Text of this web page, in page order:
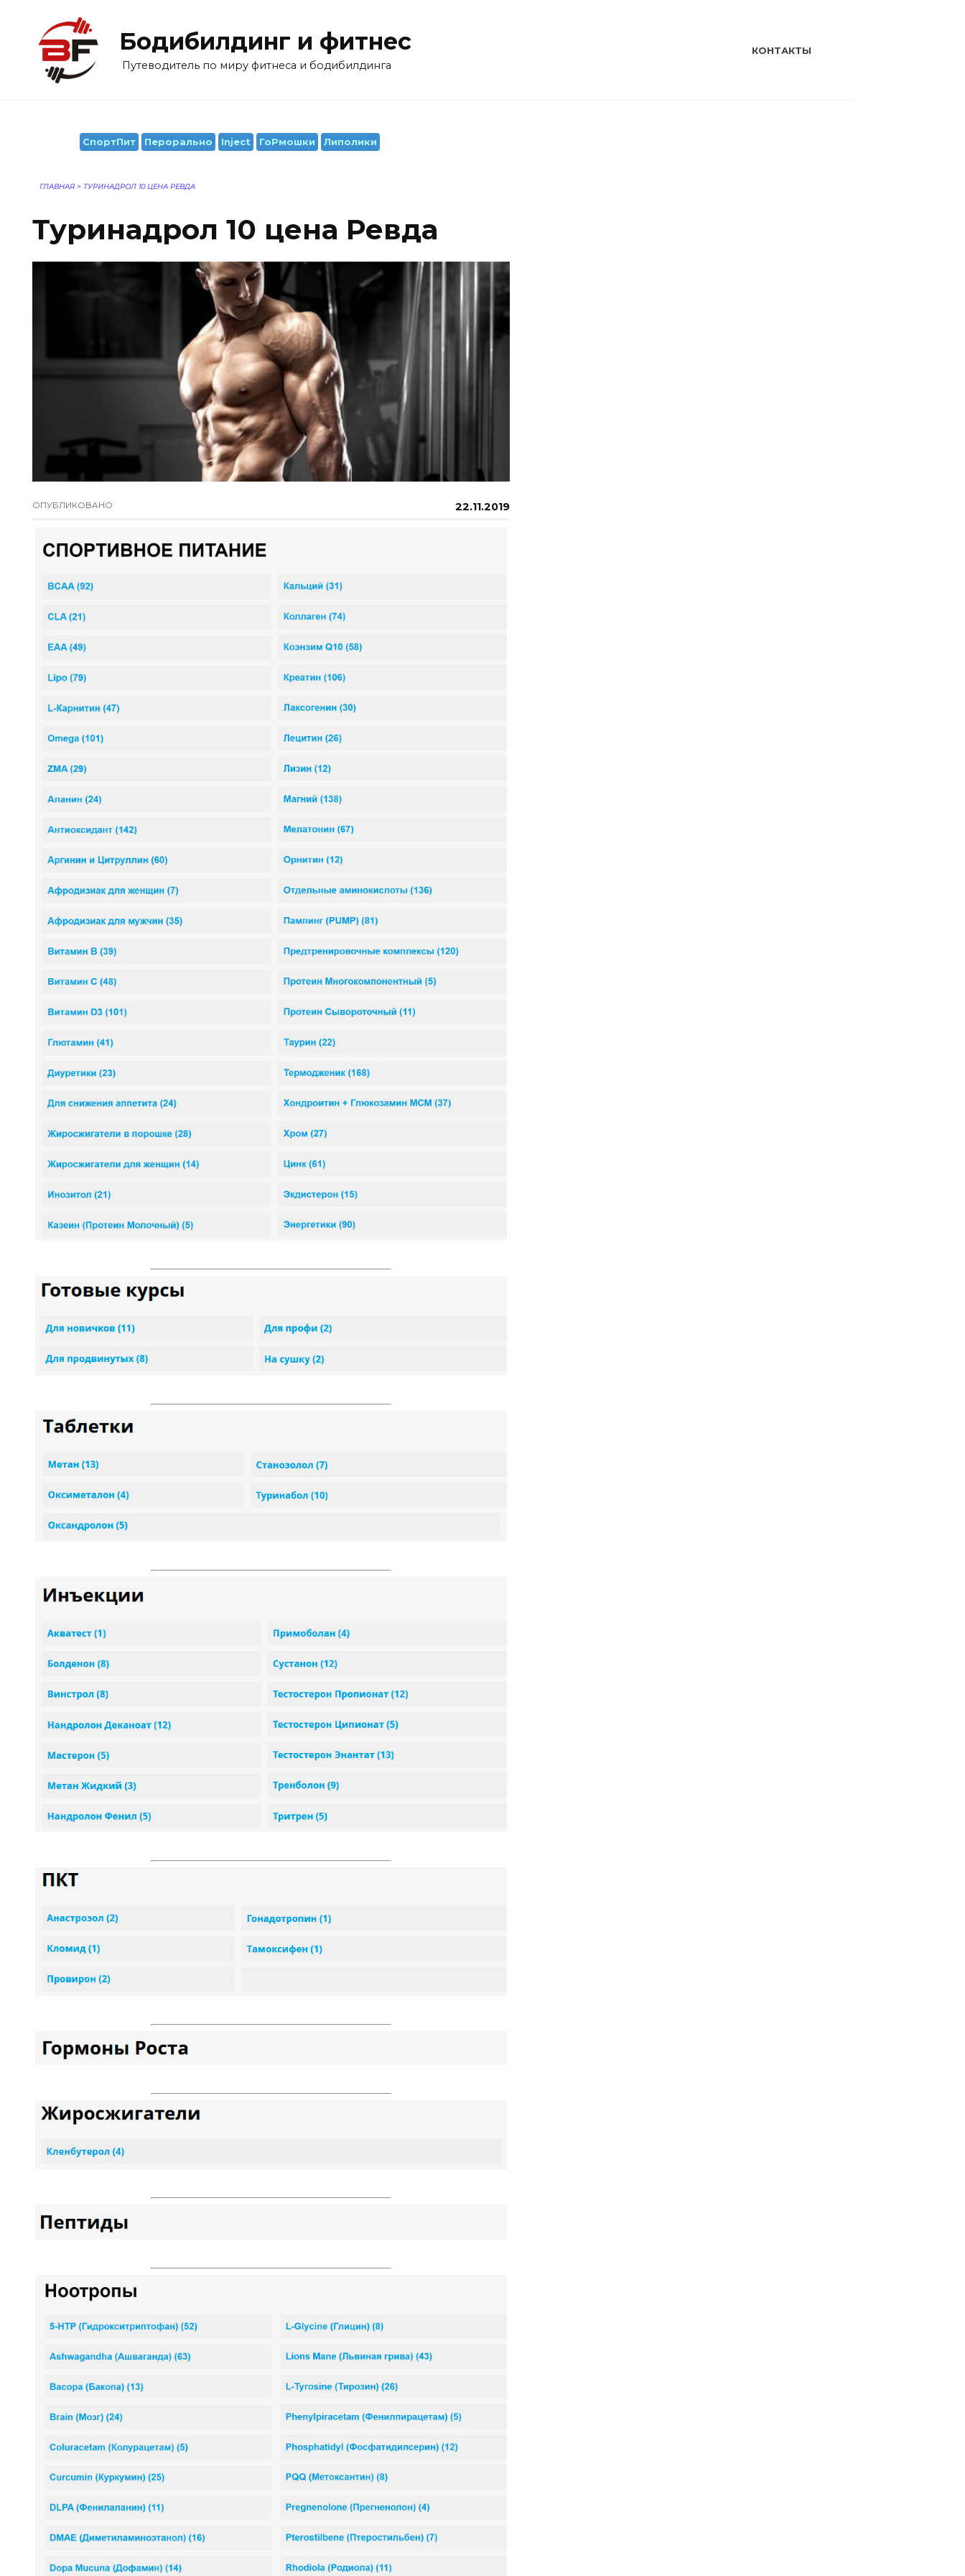
содержанию
Бодибилдинг и фитнес
Путеводитель по миру фитнеса и бодибилдинга
КОНТАКТЫ
СпортПит Перорально Inject ГоРмошки Липолики
ГЛАВНАЯ > ТУРИНАДРОЛ 10 ЦЕНА РЕВДА
Туринадрол 10 цена Ревда
ОПУБЛИКОВАНО 22.11.2019